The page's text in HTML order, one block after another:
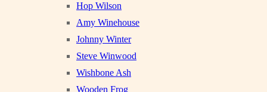
Hop Wilson
Amy Winehouse
Johnny Winter
Steve Winwood
Wishbone Ash
Wooden Frog